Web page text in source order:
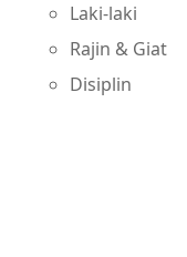
Laki-laki
Rajin & Giat
Disiplin